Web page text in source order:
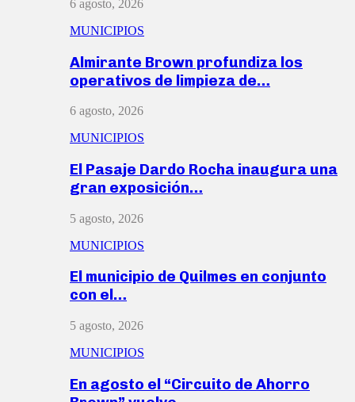
6 agosto, 2026
MUNICIPIOS
Almirante Brown profundiza los
operativos de limpieza de…
6 agosto, 2026
MUNICIPIOS
El Pasaje Dardo Rocha inaugura una
gran exposición…
5 agosto, 2026
MUNICIPIOS
El municipio de Quilmes en conjunto
con el…
5 agosto, 2026
MUNICIPIOS
En agosto el “Circuito de Ahorro